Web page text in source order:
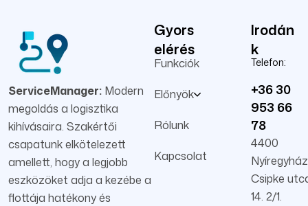
ServiceManager: Modern
megoldás a logisztika
kihívásaira. Szakértői
csapatunk elkötelezett
amellett, hogy a legjobb
eszközöket adja a kezébe a
flottája hatékony és
Gyors
elérés
Funkciók
Előnyök
Rólunk
Kapcsolat
Irodán
k
Telefon:
+36 30
953 66
78
4400
Csipke
14. 2/1.